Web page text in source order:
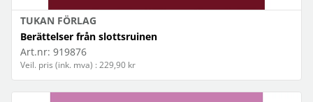
TUKAN FÖRLAG
Berättelser från slottsruinen
Art.nr: 919876
Veil. pris (ink. mva) : 229,90 kr